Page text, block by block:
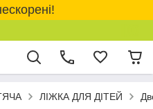
ЛІЖКА ДЛЯ ДІТЕЙ